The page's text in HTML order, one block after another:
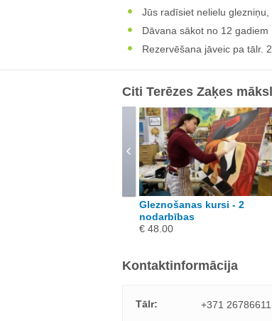
Jūs radīsiet nelielu
Dāvana sākot no 12 gadiem
Rezervēšana jāveic pa tālr.
Citi Terēzes Zaķes
Gleznošanas kursi - 2
nodarbības
€ 48.00
Kontaktinformācija
Tālr:
+371 26786611